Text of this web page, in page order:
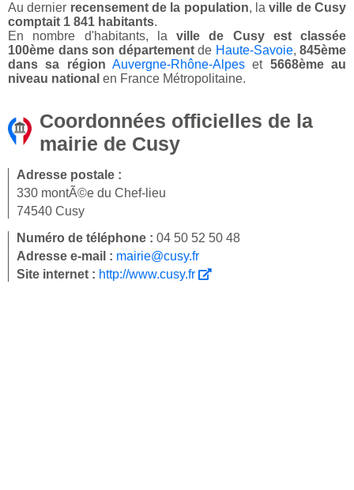
Au dernier recensement de la population, laville de Cusy
comptait 1 841 habitants.
En nombre d'habitants, la ville de Cusy est classée
100ème dans son départementde Haute-Savoie, 845ème
dans sa région Auvergne-Rhône-Alpes et 5668ème au
niveau national en France Métropolitaine.
Coordonnées officielles de la
mairie de Cusy
Adresse postale :
330 montÃ©e du Chef-lieu
74540 Cusy
Numéro de téléphone : 04 50 52 50 48
Adresse e-mail : mairie@cusy.fr
Site internet : http://www.cusy.fr